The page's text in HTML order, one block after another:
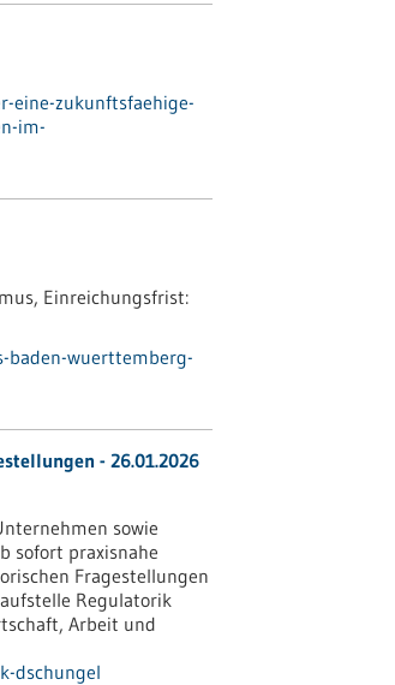
eine-zukunftsfaehige-
im-
Einreichungsfrist:
baden-wuerttemberg-
- 26.01.2026
sowie
sofort praxisnahe
Fragestellungen
Regulatorik
Arbeit und
dschungel